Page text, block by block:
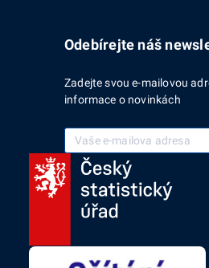
Odebírejte náš
Zadejte svou e-mailovou
informace o novinkách
Vaše e-mailová adresa